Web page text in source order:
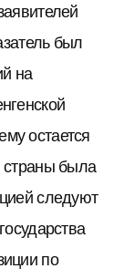
был
на
остается
страны была
следуют
по